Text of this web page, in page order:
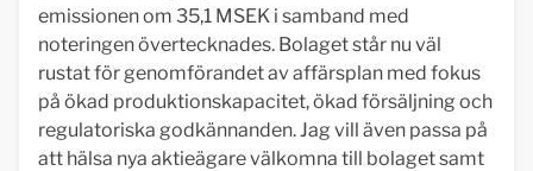
emissionen om 35,1 MSEK i samband med
noteringen övertecknades. Bolaget står nu väl
rustat för genomförandet av affärsplan med fokus
på ökad produktionskapacitet, ökad försäljning och
regulatoriska godkännanden. Jag vill även passa på
att hälsa nya aktieägare välkomna till bolaget samt